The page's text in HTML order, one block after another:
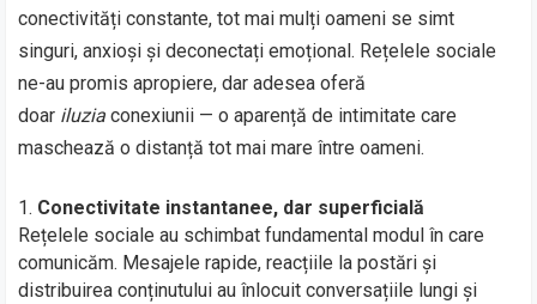
conectivități constante, tot mai mulți oameni se simt
singuri, anxioși și deconectați emoțional. Rețelele sociale
ne-au promis apropiere, dar adesea oferă
doar iluzia conexiunii — o aparență de intimitate care
maschează o distanță tot mai mare între oameni.
Conectivitate instantanee, dar superficială
Rețelele sociale au schimbat fundamental modul în care
comunicăm. Mesajele rapide, reacțiile la postări și
distribuirea conținutului au înlocuit conversațiile lungi și